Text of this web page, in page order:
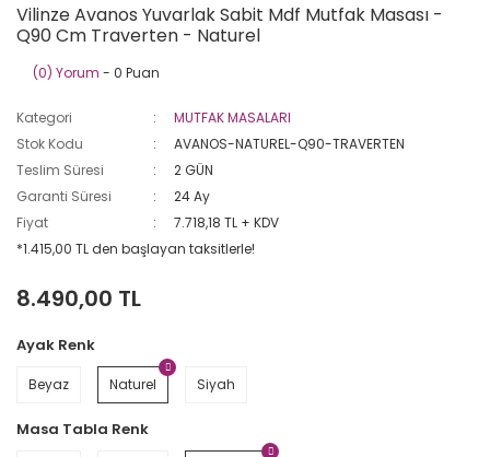
Vilinze Avanos Yuvarlak Sabit Mdf Mutfak Masası -
Q90 Cm Traverten - Naturel
(0) Yorum - 0 Puan
Kategori
MUTFAK MASALARI
Stok Kodu
AVANOS-NATUREL-Q90-TRAVERTEN
Teslim Süresi
2 GÜN
Garanti Süresi
24 Ay
Fiyat
7.718,18 TL + KDV
*1.415,00 TL den başlayan taksitlerle!
8.490,00 TL
Ayak Renk
Beyaz Naturel Siyah
Masa Tabla Renk